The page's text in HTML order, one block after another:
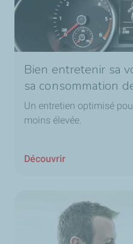
Bien entretenir sa
sa consommation
Un entretien optimisé
moins élevée.
Découvrir